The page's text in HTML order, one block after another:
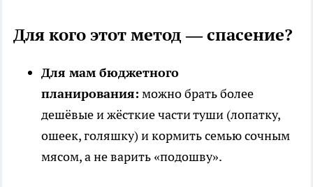
Для кого этот метод — спасение?
Для мам бюджетного
планирования: можно брать более
дешёвые и жёсткие части туши (лопатку,
ошеек, голяшку) и кормить семью сочным
мясом, а не варить «подошву».